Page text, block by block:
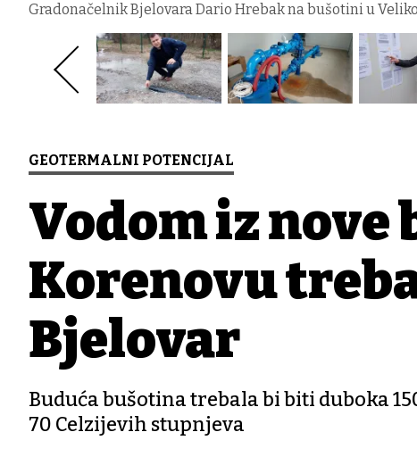
Gradonačelnik Bjelovara Dario Hrebak na bušotini u
GEOTERMALNI POTENCIJAL
Vodom iz
Korenovu
Bjelovar
Buduća bušotina trebala bi biti duboka
70 Celzijevih stupnjeva